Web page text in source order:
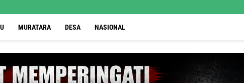
MURATARA DESA NASIONAL